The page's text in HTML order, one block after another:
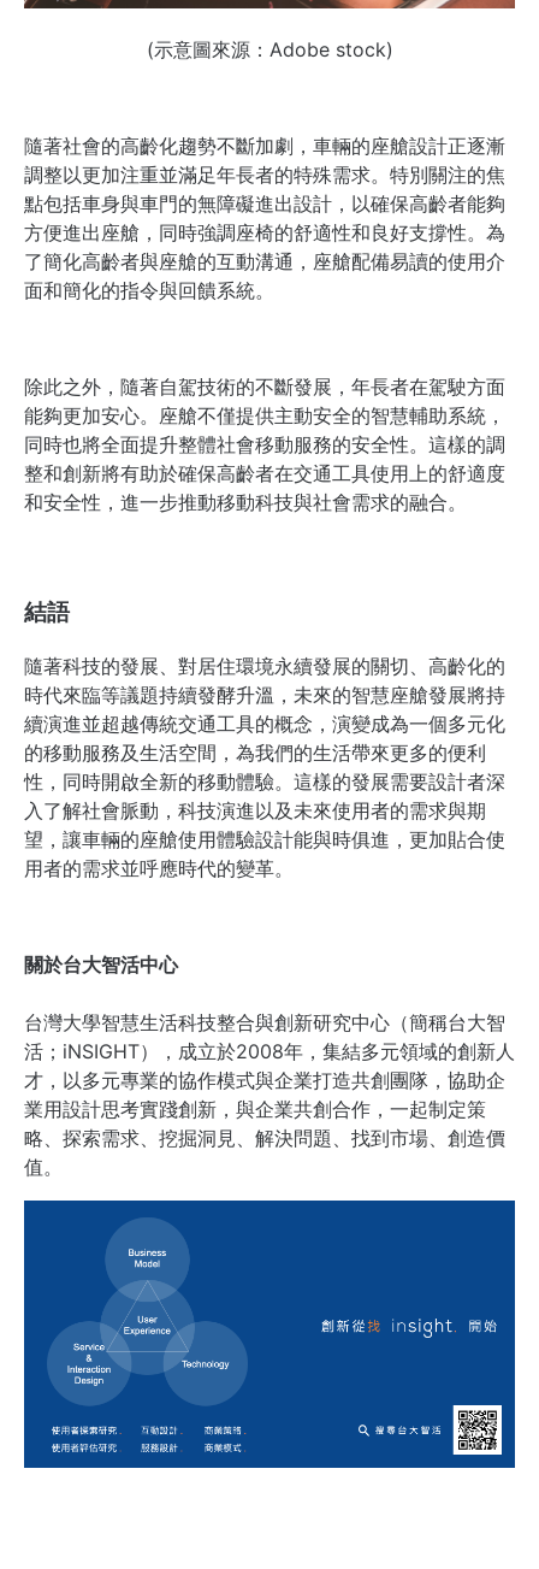
(示意圖來源：Adobe stock)
隨著社會的高齡化趨勢不斷加劇，車輛的座艙設計正逐漸
調整以更加注重並滿足年長者的特殊需求。特別關注的焦
點包括車身與車門的無障礙進出設計，以確保高齡者能夠
方便進出座艙，同時強調座椅的舒適性和良好支撐性。為
了簡化高齡者與座艙的互動溝通，座艙配備易讀的使用介
面和簡化的指令與回饋系統。
除此之外，隨著自駕技術的不斷發展，年長者在駕駛方面
能夠更加安心。座艙不僅提供主動安全的智慧輔助系統，
同時也將全面提升整體社會移動服務的安全性。這樣的調
整和創新將有助於確保高齡者在交通工具使用上的舒適度
和安全性，進一步推動移動科技與社會需求的融合。
結語
隨著科技的發展、對居住環境永續發展的關切、高齡化的
時代來臨等議題持續發酵升溫，未來的智慧座艙發展將持
續演進並超越傳統交通工具的概念，演變成為一個多元化
的移動服務及生活空間，為我們的生活帶來更多的便利
性，同時開啟全新的移動體驗。這樣的發展需要設計者深
入了解社會脈動，科技演進以及未來使用者的需求與期
望，讓車輛的座艙使用體驗設計能與時俱進，更加貼合使
用者的需求並呼應時代的變革。
關於台大智活中心
台灣大學智慧生活科技整合與創新研究中心（簡稱台大智
活；iNSIGHT），成立於2008年，集結多元領域的創新人
才，以多元專業的協作模式與企業打造共創團隊，協助企
業用設計思考實踐創新，與企業共創合作，一起制定策
略、探索需求、挖掘洞見、解決問題、找到市場、創造價
值。